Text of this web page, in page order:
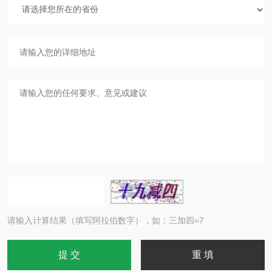
请输入计算结果（填写阿拉伯数字），如：三加四=7